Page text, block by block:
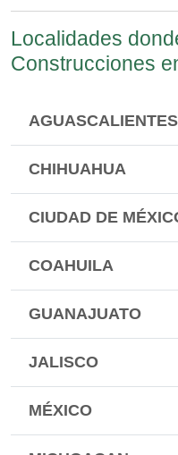
Localidades
Construcciones
AGUASCALIENTES
CHIHUAHUA
CIUDAD DE
COAHUILA
GUANAJUATO
JALISCO
MÉXICO